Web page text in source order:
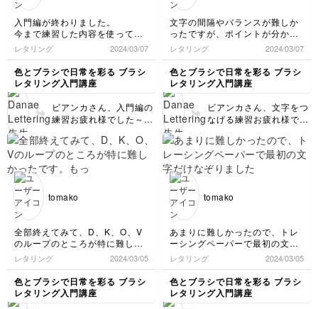
時だけほんの少し書くス
ピードを上げても良いか
もしれません👍(早すぎ
るとお習字のはらいみた
いになりますので少し注
意しながら速度を上げま
しょう） 線は震えない
けど予想より太くなって
しまう…という場合はブ
ラッシュペンの穂先の角
度をほんの少し立て気味
にして書くのもありです
ので、良かったら試して
みてくださいね。 そし
はめちゃくちゃあるある
も凝ってきたりするの
で、休憩をはさみながら
練習を続けてみてくださ
いね！
入門編が終わりました。
今まで練習した内容を使って
helloやsmileや、名前を書いて
楽しかったです♪
バウンスするポイントが難しい
と思いましたが、お手本通りで
なくてもバランスを見て書いて
いきましょうということで、工
夫して慣れていきたいです😊
レタリング 2024/03/07
色とブラシで日常を彩る ブラシ
レタリング入門講座
ビアンカさん、入門編の
練習お疲れ様でした～！
でいただき嬉しいです🥰
✨ バウンスの事も仰る通
り、前後の文字のバラン
文字の間隔やバランスが難しか
ったですが、ポイントが分かり
やすく勉強になりました！
失敗例なども書いてくださり、
分かりやすかったです😃
レタリング 2024/03/07
色とブラシで日常を彩る ブラシ
レタリング入門講座
ビアンカさん、文字をつ
なげる練習お疲れ様でし
やすいと仰っていただき
嬉しいですしとっても励
みになります！ありがと
おくだけで、書き終えた
変わってきますので、う
まくいかない事があった
ら是非またの動画を見返
してみてくださいね💛
tomako
全部終えてみて、D、K、O、V
のループのところが特に難しか
ったです。もっと練習して、お
手本を見ないでも書けるように
なりたいです。
レタリング 2024/03/05
色とブラシで日常を彩る ブラシ
レタリング入門講座
tomako
あまりに難しかったので、トレ
ーシングペーパーで最初の文字
だけなぞりました。一文字づ
つ、映像を止めながら描けるの
でありがたいです。ディセンダ
ーループ、難しいですね。
レタリング 2024/03/05
色とブラシで日常を彩る ブラシ
レタリング入門講座